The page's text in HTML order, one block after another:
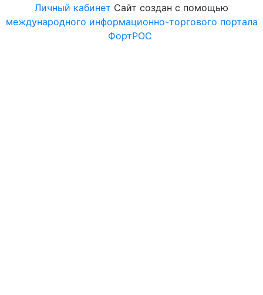
Личный кабинет Сайт создан с помощью
международного информационно-торгового портала
ФортРОС